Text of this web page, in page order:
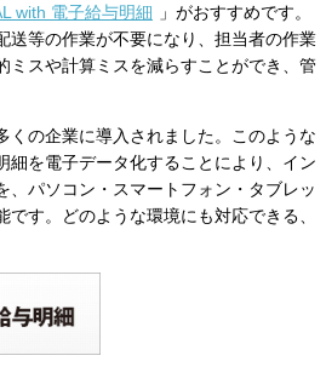
with 電子給与明細
」がおすすめです。
送等の作業が不要になり、担当者の作業
スや計算ミスを減らすことができ、管
の企業に導入されました。このような
細を電子データ化することにより、イン
、パソコン・スマートフォン・タブレッ
す。どのような環境にも対応できる、